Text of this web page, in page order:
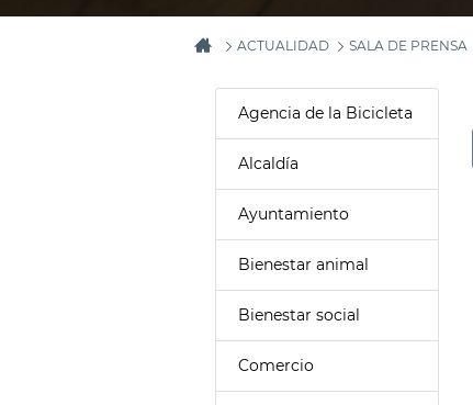
ACTUALIDAD SALA DE PRENSA
Agencia de la Bicicleta
Alcaldía
Ayuntamiento
Bienestar animal
Bienestar social
Comercio